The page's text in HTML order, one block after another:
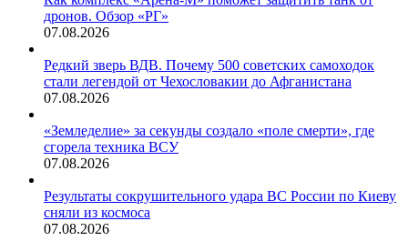
дронов. Обзор «РГ»
07.08.2026
Редкий зверь ВДВ. Почему 500 советских самоходок
стали легендой от Чехословакии до Афганистана
07.08.2026
«Земледелие» за секунды создало «поле смерти», где
сгорела техника ВСУ
07.08.2026
Результаты сокрушительного удара ВС России по Киеву
сняли из космоса
07.08.2026